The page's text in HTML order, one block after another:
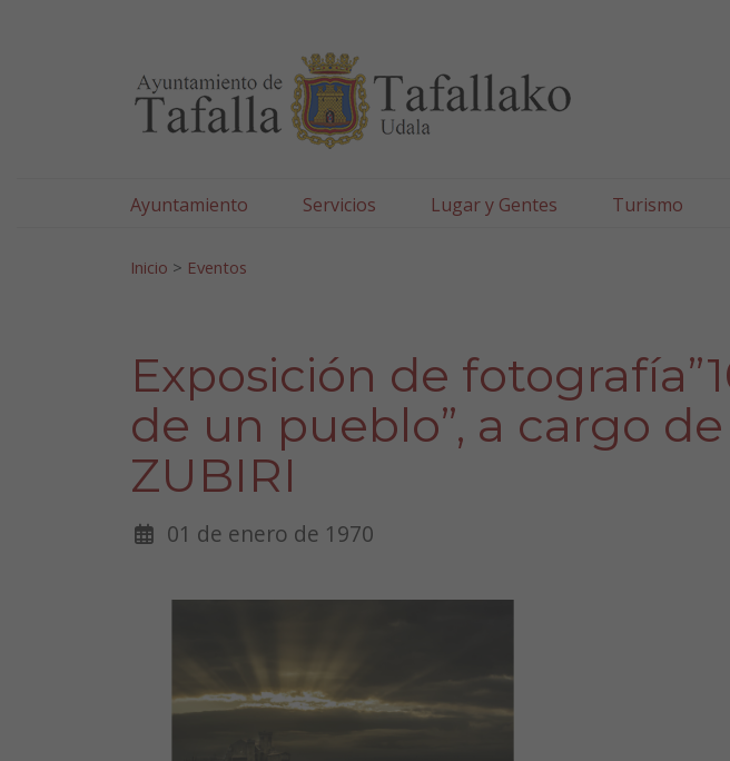
Ayuntamiento Servicios Lugar y Gentes Turismo
Inicio > Eventos
Exposición de
de un pueblo”, a cargo de
ZUBIRI
01 de enero de 1970